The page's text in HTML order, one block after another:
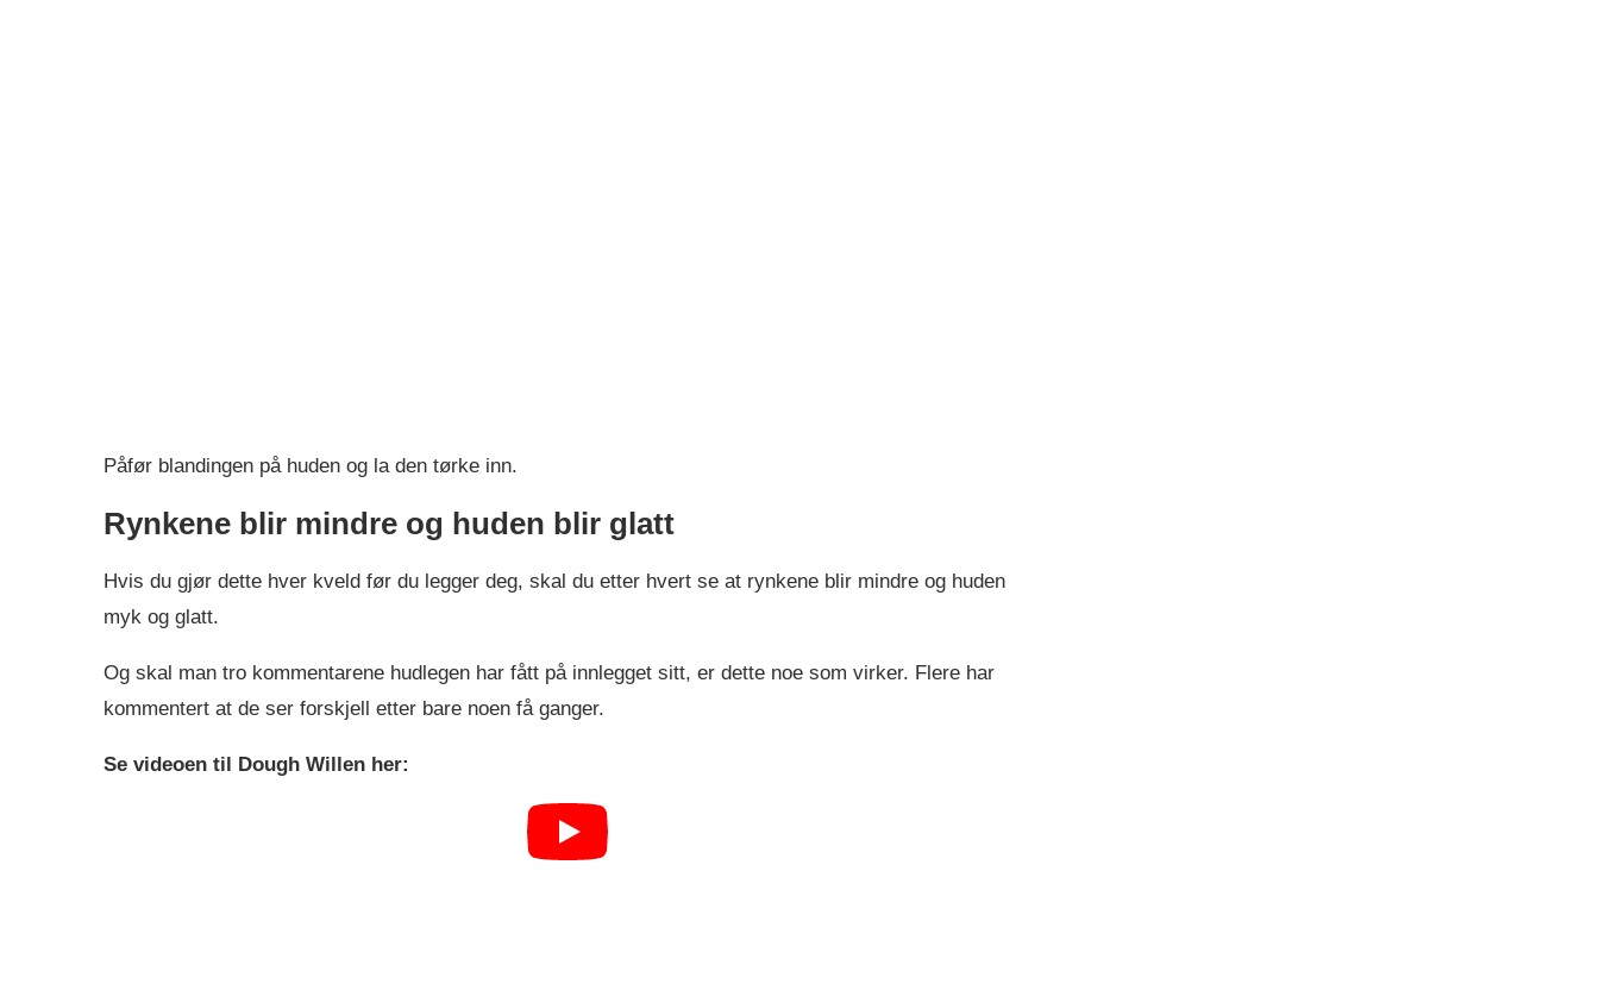
Påfør blandingen på huden og la den tørke inn.
Rynkene blir mindre og huden blir glatt
Hvis du gjør dette hver kveld før du legger deg, skal du etter hvert se at rynkene blir mindre og huden
myk og glatt.
Og skal man tro kommentarene hudlegen har fått på innlegget sitt, er dette noe som virker. Flere har
kommentert at de ser forskjell etter bare noen få ganger.
Se videoen til Dough Willen her: